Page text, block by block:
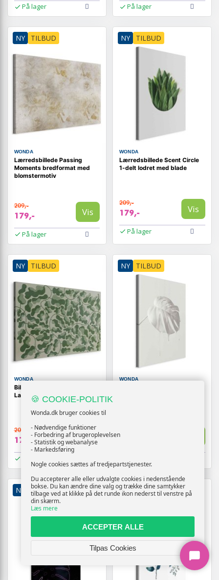
På lager På lager
NY TILBUD
WONDA
Lærredsbillede Passing
Moments bredformat med
blomstermotiv
209,-
179,- Vis
På lager
NY TILBUD
WONDA
Lærredsbillede Scent Circle
1-delt lodret med blade
209,-
179,- Vis
På lager
NY TILBUD
WONDA
Billede på lærred Green
Labyrinth med bladmotiv
209,-
179,- Vis
NY TILBUD
WONDA
NY TILBUD NY TILBUD
🍪 COOKIE-POLITIK
Wonda.dk bruger cookies til
- Nødvendige funktioner
- Forbedring af brugeroplevelsen
- Statistik og webanalyse
- Markedsføring
Nogle cookies sættes af tredjepartstjenester.
Du accepterer alle eller udvalgte cookies i nedenstående
bokse. Du kan ændre dine valg og trække dine samtykker
tilbage ved at klikke på det runde ikon nederst til venstre på
din skærm.
Læs mere
ACCEPTER ALLE
Tilpas Cookies